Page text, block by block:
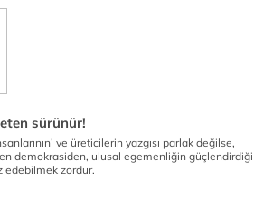
sürünür!
ve üreticilerin yazgısı parlak değilse,
demokrasiden, ulusal egemenliğin güçlendirdiği
edebilmek zordur.